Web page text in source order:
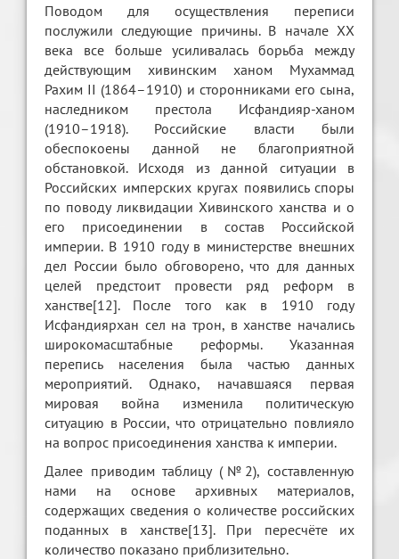
Поводом для осуществления переписи
послужили следующие причины. В начале XX
века все больше усиливалась борьба между
действующим хивинским ханом Мухаммад
Рахим II (1864–1910) и сторонниками его сына,
наследником престола Исфандияр-ханом
(1910–1918). Российские власти были
обеспокоены данной не благоприятной
обстановкой. Исходя из данной ситуации в
Российских имперских кругах появились споры
по поводу ликвидации Хивинского ханства и о
его присоединении в состав Российской
империи. В 1910 году в министерстве внешних
дел России было обговорено, что для данных
целей предстоит провести ряд реформ в
ханстве[12]. После того как в 1910 году
Исфандиярхан сел на трон, в ханстве начались
широкомасштабные реформы. Указанная
перепись населения была частью данных
мероприятий. Однако, начавшаяся первая
мировая война изменила политическую
ситуацию в России, что отрицательно повлияло
на вопрос присоединения ханства к империи.
Далее приводим таблицу (№2), составленную
нами на основе архивных материалов,
содержащих сведения о количестве российских
поданных в ханстве[13]. При пересчёте их
количество показано приблизительно.